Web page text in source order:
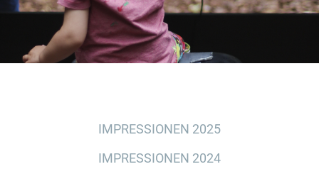
IMPRESSIONEN 2025
IMPRESSIONEN 2024